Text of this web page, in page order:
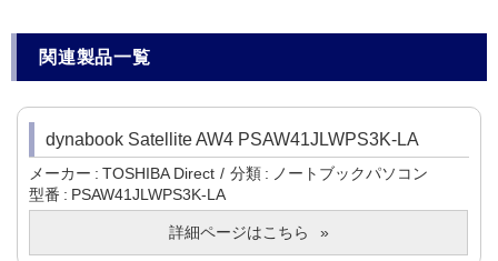
関連製品一覧
dynabook Satellite AW4 PSAW41JLWPS3K-LA
メーカー TOSHIBA Direct 分類
ノートブックパソコン
型番
PSAW41JLWPS3K-LA
詳細ページはこちら